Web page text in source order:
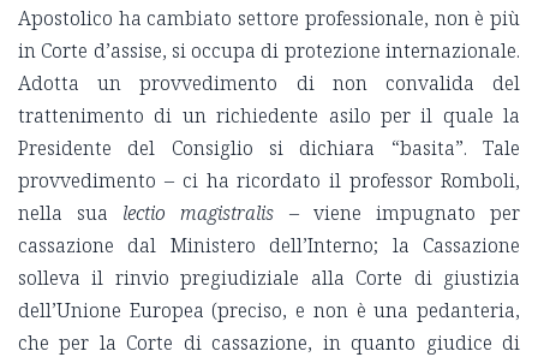
Apostolico ha cambiato settore professionale, non è più
in Corte d’assise, si occupa di protezione internazionale.
Adotta un provvedimento di non convalida del
trattenimento di un richiedente asilo per il quale la
Presidente del Consiglio si dichiara “basita”. Tale
provvedimento – ci ha ricordato il professor Romboli,
nella sua lectio magistralis – viene impugnato per
cassazione dal Ministero dell’Interno; la Cassazione
solleva il rinvio pregiudiziale alla Corte di giustizia
dell’Unione Europea (preciso, e non è una pedanteria,
che per la Corte di cassazione, in quanto giudice di